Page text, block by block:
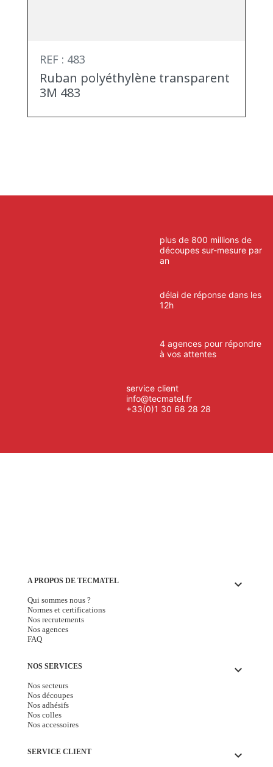
REF : 483
Ruban polyéthylène transparent
3M 483
plus de 800 millions de
découpes sur-mesure par
an
délai de réponse dans les
12h
4 agences pour répondre
à vos attentes
service client
info@tecmatel.fr
+33(0)1 30 68 28 28
A PROPOS DE TECMATEL keyboard_arrow_down
Qui sommes nous ?
Normes et certifications
Nos recrutements
Nos agences
FAQ
NOS SERVICES keyboard_arrow_down
Nos secteurs
Nos découpes
Nos adhésifs
Nos colles
Nos accessoires
SERVICE CLIENT keyboard_arrow_down